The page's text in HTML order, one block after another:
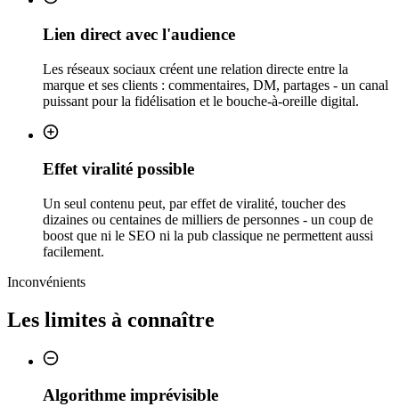
Lien direct avec l'audience
Les réseaux sociaux créent une relation directe entre la
marque et ses clients : commentaires, DM, partages - un canal
puissant pour la fidélisation et le bouche-à-oreille digital.
Effet viralité possible
Un seul contenu peut, par effet de viralité, toucher des
dizaines ou centaines de milliers de personnes - un coup de
boost que ni le SEO ni la pub classique ne permettent aussi
facilement.
Inconvénients
Les limites à connaître
Algorithme imprévisible